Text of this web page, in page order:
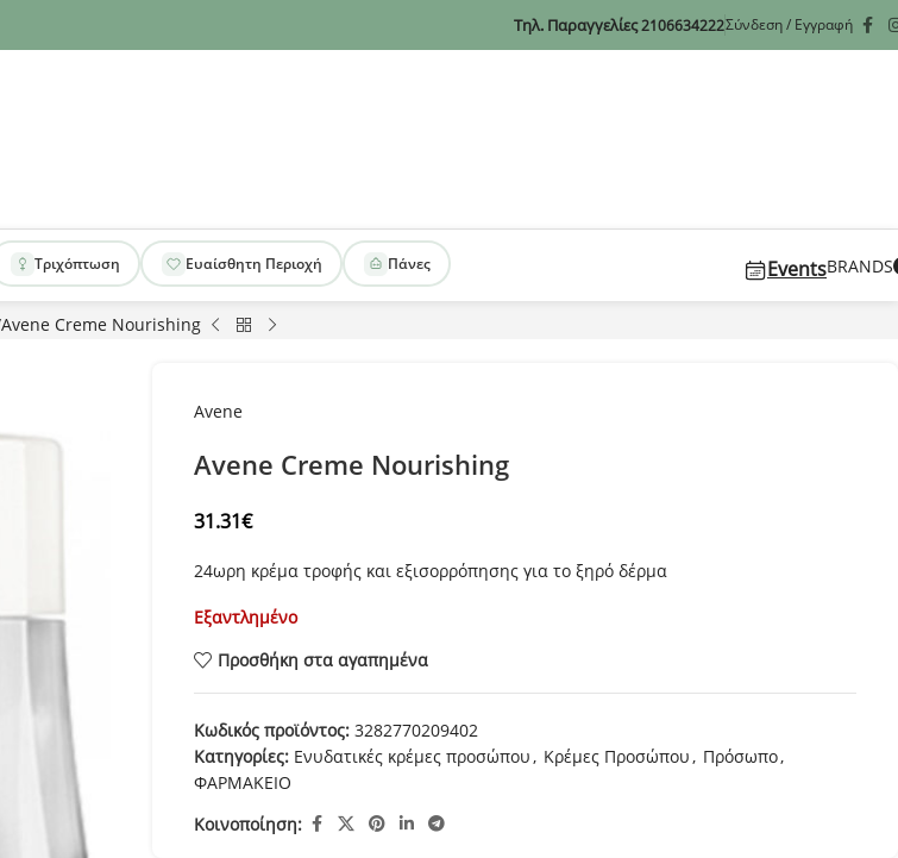
Τηλ. Παραγγελίες2106634222Σύνδεση / Εγγραφή
Τριχόπτωση Ευαίσθητη Περιοχή Πάνες EventsBRANDS
Avene Creme Nourishing
Avene
Avene Creme Nourishing
31.31€
24ωρη κρέμα τροφής και εξισορρόπησης για το ξηρό δέρμα
Εξαντλημένο
Προσθήκη στα αγαπημένα
Κωδικός προϊόντος: 3282770209402
Κατηγορίες: Ενυδατικές κρέμες προσώπου, Κρέμες Προσώπου, Πρόσωπο,
ΦΑΡΜΑΚΕΙΟ
Κοινοποίηση: